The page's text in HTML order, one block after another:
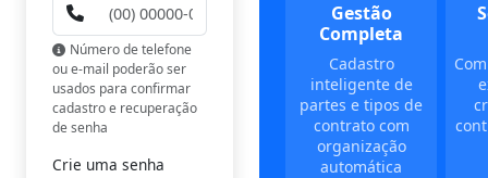
Número de telefone
ou e-mail poderão ser
usados para confirmar
cadastro e recuperação
de senha
Crie uma senha
Gestão
Completa
Cadastro
inteligente de
partes e tipos de
contrato com
organização
automática